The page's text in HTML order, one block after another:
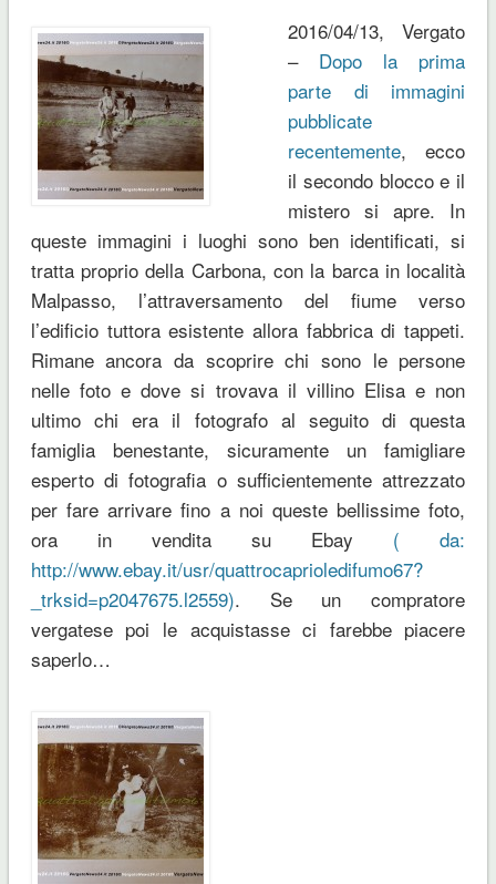
2016/04/13, Vergato
– Dopo la prima
parte di immagini
pubblicate
recentemente, ecco
il secondo blocco e il
mistero si apre. In
queste immagini i luoghi sono ben identificati, si
tratta proprio della Carbona, con la barca in località
Malpasso, l’attraversamento del fiume verso
l’edificio tuttora esistente allora fabbrica di tappeti.
Rimane ancora da scoprire chi sono le persone
nelle foto e dove si trovava il villino Elisa e non
ultimo chi era il fotografo al seguito di questa
famiglia benestante, sicuramente un famigliare
esperto di fotografia o sufficientemente attrezzato
per fare arrivare fino a noi queste bellissime foto,
ora in vendita su Ebay ( da:
http://www.ebay.it/usr/quattrocaprioledifumo67?
_trksid=p2047675.l2559). Se un compratore
vergatese poi le acquistasse ci farebbe piacere
saperlo…